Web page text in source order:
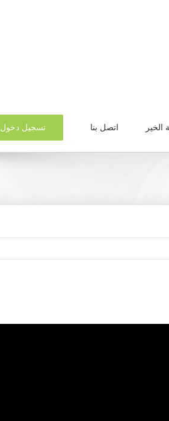
الخير اتصل بنا تسجيل دخول